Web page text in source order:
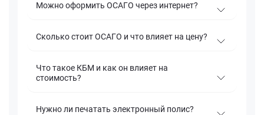
Можно оформить ОСАГО через интернет?
Сколько стоит ОСАГО и что влияет на цену?
Что такое КБМ и как он влияет на
стоимость?
Нужно ли печатать электронный полис?